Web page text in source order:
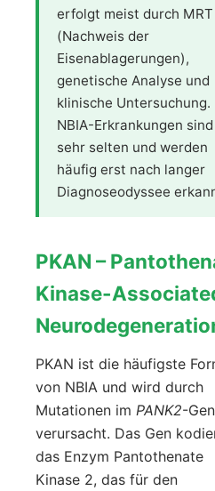
erfolgt meist durch MRT
(Nachweis der
Eisenablagerungen),
genetische Analyse und
klinische Untersuchung.
NBIA-Erkrankungen sind
sehr selten und werden
häufig erst nach langer
Diagnoseodyssee
PKAN –
Kinase-
PKAN ist die häufigste
von NBIA und wird durch
Mutationen im PANK2-Gen
verursacht. Das Gen
das Enzym Pantothenate
Kinase 2, das für den